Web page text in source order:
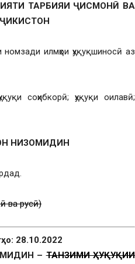
ТАРБИЯИ ҶИСМОНӢ ВА
илмҳои ҳуқуқшиносӣ аз
соҳибкорӣ; ҳуқуқи оилавӣ;
НИЗОМИДИН
ва русӣ)
28.10.2022
–ТАНЗИМИ ҲУҚУҚИИ